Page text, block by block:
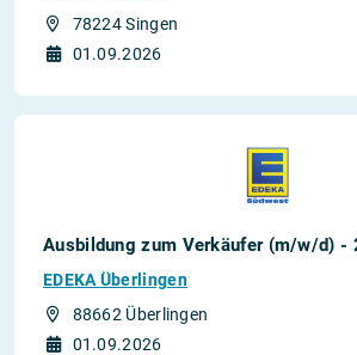
78224 Singen
01.09.2026
Ausbildung zum Verkäufer (m/w/d) -
EDEKA Überlingen
88662 Überlingen
01.09.2026